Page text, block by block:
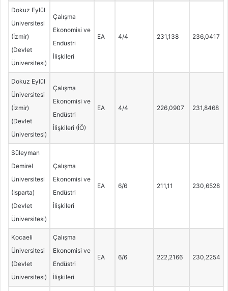
Dokuz Eylül
Üniversitesi
(İzmir)
(Devlet
Üniversitesi)
Çalışma
Ekonomisi ve
Endüstri
İlişkileri
EA 4/4 231,138 236,0417
Dokuz Eylül
Üniversitesi
(İzmir)
(Devlet
Üniversitesi)
Çalışma
Ekonomisi ve
Endüstri
İlişkileri (İÖ)
EA 4/4 226,0907 231,8468
Süleyman
Demirel
Üniversitesi
(Isparta)
(Devlet
Üniversitesi)
Çalışma
Ekonomisi ve
Endüstri
İlişkileri
EA 6/6 211,11 230,6528
Kocaeli
Üniversitesi
(Devlet
Üniversitesi)
Çalışma
Ekonomisi ve
Endüstri
İlişkileri
EA 6/6 222,2166 230,2254